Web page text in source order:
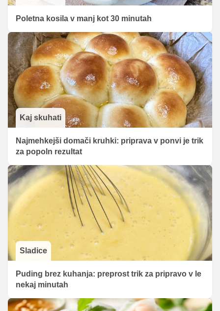
Poletna kosila v manj kot 30 minutah
Kaj skuhati
Najmehkejši domači kruhki: priprava v ponvi je trik
za popoln rezultat
Sladice
Puding brez kuhanja: preprost trik za pripravo v le
nekaj minutah